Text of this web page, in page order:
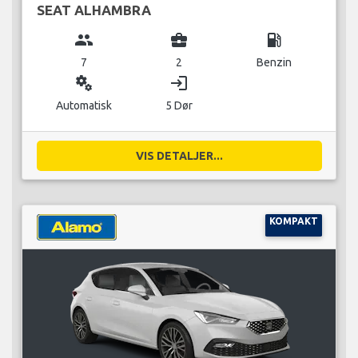
SEAT ALHAMBRA
group
7
business_center
2
local_gas_station
Benzin
miscellaneous_services
Automatisk
login
5 Dør
VIS DETALJER...
KOMPAKT